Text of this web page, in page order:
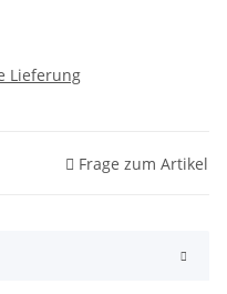
Lieferung
Frage zum Artikel